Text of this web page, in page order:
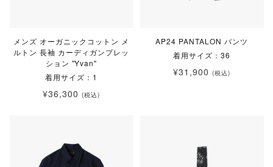
メンズ オーガニックコットン メ
ルトン 長袖 カーディガンプレッ
ション "Yvan"
着用サイズ：1
¥36,300 (税込)
AP24 PANTALON パンツ
着用サイズ：36
¥31,900 (税込)